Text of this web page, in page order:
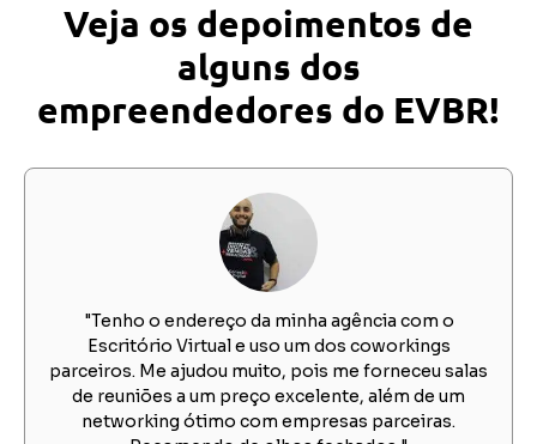
Veja os depoimentos de
alguns dos
empreendedores do EVBR!
"Tenho o endereço da minha agência com o
Escritório Virtual e uso um dos coworkings
parceiros. Me ajudou muito, pois me forneceu salas
de reuniões a um preço excelente, além de um
networking ótimo com empresas parceiras.